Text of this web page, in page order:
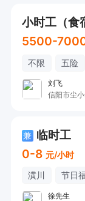
小时工（食
5500-
不限 五险
刘飞
兼 临时工
0-8 元/小时
潢川 节日
徐先生